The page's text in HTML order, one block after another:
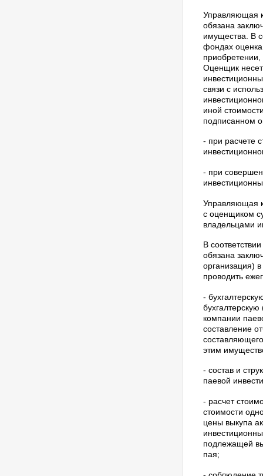
Управляющая
обязана
имущества. В
фондах
приобретении,
Оценщик несет
связи с
иной
подписанном
- при расчете
- при
Управляющая
с оценщиком
владельцами
В
обязана
организация)
проводить
-
компании
составление
этим
- состав и
паевой
- расчет
стоимости
цены выкупа
подлежащей
пая;